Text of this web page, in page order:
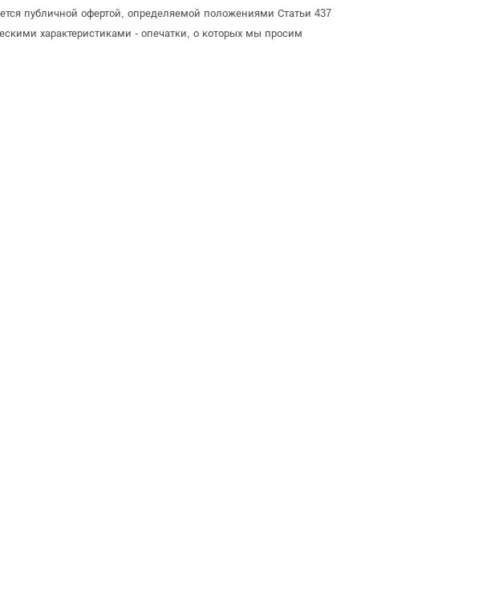
публичной офертой, определяемой положениями Статьи 437
характеристиками - опечатки, о которых мы просим